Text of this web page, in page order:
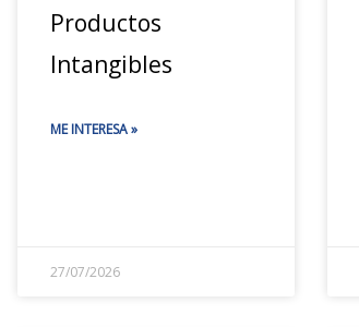
Productos
Intangibles
ME INTERESA »
27/07/2026